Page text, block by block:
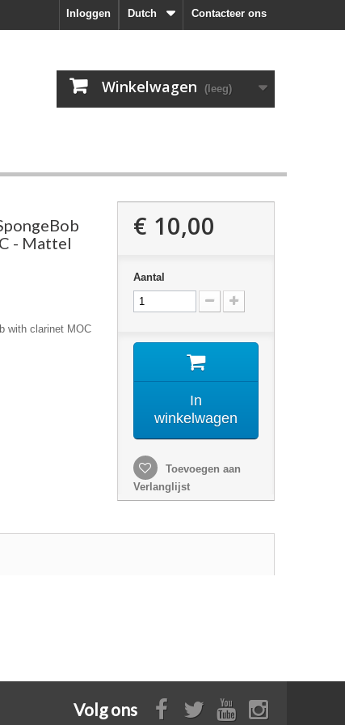
Contacteer ons
Dutch
Inloggen
Winkelwagen (leeg)
- Mattel
with clarinet MOC
€ 10,00
Aantal
In
winkelwagen
Toevoegen aan
Verlanglijst
Volg ons